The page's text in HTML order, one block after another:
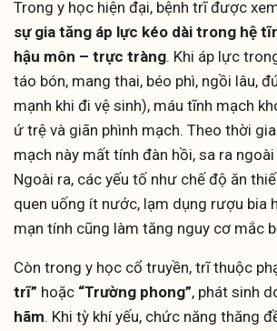
Trong y học hiện đại, bệnh trĩ được
sự gia tăng áp lực kéo dài trong hệ
hậu môn – trực tràng. Khi áp lực
táo bón, mang thai, béo phì, ngồi lâu,
mạnh khi đi vệ sinh), máu tĩnh mạch
ứ trệ và giãn phình mạch. Theo thời
mạch này mất tính đàn hồi, sa ra
Ngoài ra, các yếu tố như chế độ ăn
quen uống ít nước, lạm dụng rượu bia
mạn tính cũng làm tăng nguy cơ mắc
Còn trong y học cổ truyền, trĩ thuộc
trĩ” hoặc “Trường phong”, phát sinh
hãm. Khi tỳ khí yếu, chức năng thăng